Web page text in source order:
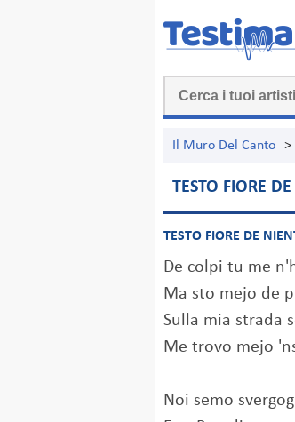
Il Muro Del Canto >
TESTO FIORE
TESTO FIORE DE
De colpi tu me
Ma sto mejo de
Sulla mia strada
Me trovo mejo
Noi semo